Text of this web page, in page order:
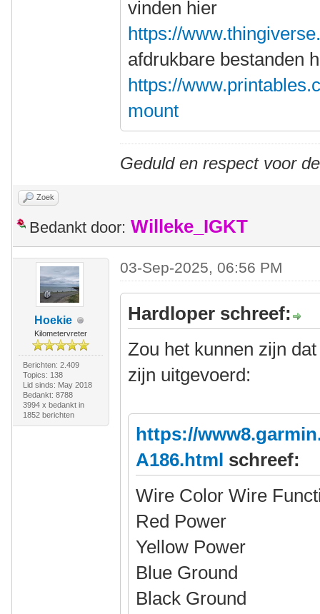
vinden hier
https://
afdrukbare bestanden
https://
mount
Geduld en respect voor
Zoek
Bedankt door: Willeke_IGKT
Hoekie
Kilometervreter
Berichten: 2.409
Topics: 138
Lid sinds: May 2018
Bedankt: 8788
3994 x bedankt in
1852 berichten
03-Sep-2025, 06:56 PM
Hardloper schreef:
Zou het kunnen zijn
zijn uitgevoerd:
https://
A186.html schreef:
Wire Color Wire
Red Power
Yellow Power
Blue Ground
Black Ground